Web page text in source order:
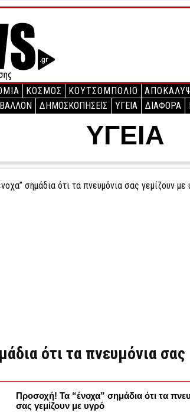
ΚΟΣΜΟΣ ΚΟΥΤΣΟΜΠΟΛΙΟ
ΔΗΜΟΣΚΟΠΗΣΕΙΣ ΥΓΕΙΑ ΔΙΑΦΟΡΑ
ΥΓΕΙΑ
ότι τα πνευμόνια σας
Προσοχή! Τα “ένοχα” σημάδια ότι τα
σας γεμίζουν με υγρό